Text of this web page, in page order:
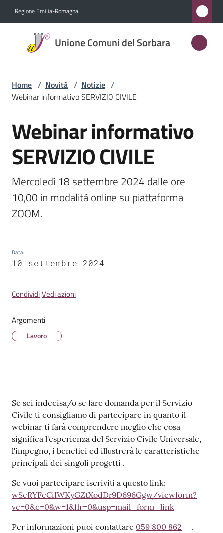
Regione Emilia-Romagna
Unione Comuni del Sorbara
Unione
Comuni
Sorbara
Amministrazione
Novità
Menu selezionato
Servizi
Vivere
l'Unione
gli
Home / Novità / Notizie /
Webinar informativo SERVIZIO CIVILE
Salta al contenuto
Webinar informativo
SERVIZIO CIVILE
Mercoledì 18 settembre 2024 dalle ore
10,00 in modalità online su piattaforma
ZOOM.
Data:
10 settembre 2024
CondividiVedi azioni
Argomenti
Lavoro
Contenuto
Se sei indecisa/o se fare domanda per il Servizio
Civile ti consigliamo di partecipare in quanto il
webinar ti farà comprendere meglio che cosa
significa l'esperienza del Servizio Civile Universale,
l'impegno, i benefici ed illustrerà le caratteristiche
principali dei singoli progetti .
Se vuoi partecipare iscriviti a questo link:
wSeRYFcCiIWKyGZtXodDr9D696Ggw/viewform?
vc=0&c=0&w=1&flr=0&usp=mail_form_link
Per informazioni puoi contattare 059 800 862
,